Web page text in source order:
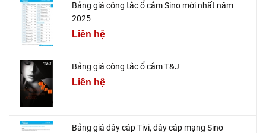
Bảng giá công tắc ổ cắm Sino mới nhất năm
2025
Liên hệ
Bảng giá công tắc ổ cắm T&J
Liên hệ
Bảng giá dây cáp Tivi, dây cáp mạng Sino